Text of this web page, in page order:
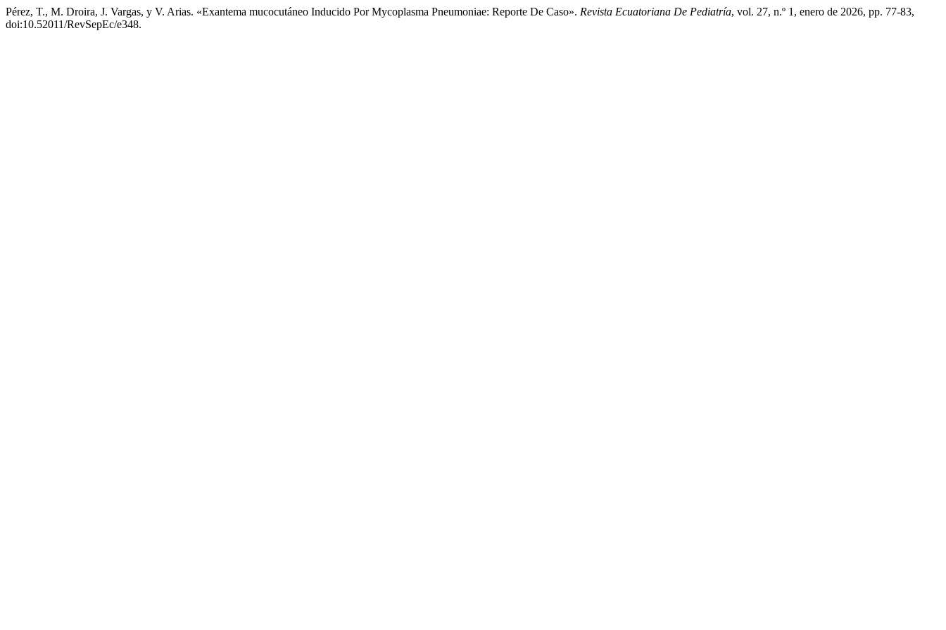
Pérez, T., M. Droira, J. Vargas, y V. Arias. «Exantema mucocutáneo Inducido Por Mycoplasma Pneumoniae: Reporte De Caso». Revista Ecuatoriana De Pediatría, vol. 27, n.º 1, enero de 2026, pp. 77-83,
doi:10.52011/RevSepEc/e348.